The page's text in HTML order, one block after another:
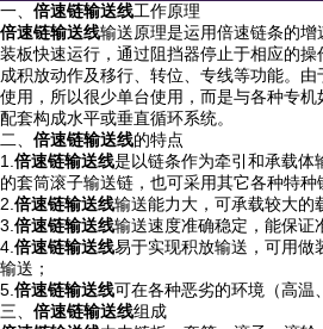
一、 倍速链输送线工作原理
倍速链输送线输送原理是运用倍速链条的
装板快速运行，通过阻挡器停止于相应的
成积放动作及移行、转位、专线等功能。
使用，所以很少单台使用，而是与各种专
配套构成水平或垂直循环系统。
二、 倍速链输送线的特点
1.倍速链输送线是以链条作为牵引和承载体
的套筒滚子输送链，也可采用其它各种特种
2.倍速链输送线输送能力大，可承载较大的
3.倍速链输送线输送速度准确稳定，能保证
4.倍速链输送线易于实现积放输送，可用做
输送；
5.倍速链输送线可在各种恶劣的环境（高温
三、 倍速链输送线组成